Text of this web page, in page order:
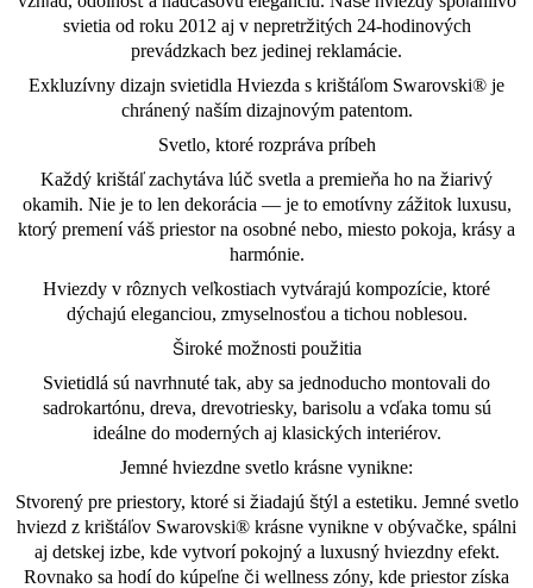
svietia od roku 2012 aj v nepretržitých 24-hodinových
prevádzkach bez jedinej reklamácie.
Exkluzívny dizajn svietidla Hviezda s krištáľom Swarovski® je
chránený naším dizajnovým patentom.
Svetlo, ktoré rozpráva príbeh
Každý krištáľ zachytáva lúč svetla a premieňa ho na žiarivý
okamih. Nie je to len dekorácia — je to emotívny zážitok luxusu,
ktorý premení váš priestor na osobné nebo, miesto pokoja, krásy a
harmónie.
Hviezdy v rôznych veľkostiach vytvárajú kompozície, ktoré
dýchajú eleganciou, zmyselnosťou a tichou noblesou.
Široké možnosti použitia
Svietidlá sú navrhnuté tak, aby sa jednoducho montovali do
sadrokartónu, dreva, drevotriesky, barisolu a vďaka tomu sú
ideálne do moderných aj klasických interiérov.
Jemné hviezdne svetlo krásne vynikne:
Stvorený pre priestory, ktoré si žiadajú štýl a estetiku. Jemné svetlo
hviezd z krištáľov Swarovski® krásne vynikne v obývačke, spálni
aj detskej izbe, kde vytvorí pokojný a luxusný hviezdny efekt.
Rovnako sa hodí do kúpeľne či wellness zóny, kde priestor získa